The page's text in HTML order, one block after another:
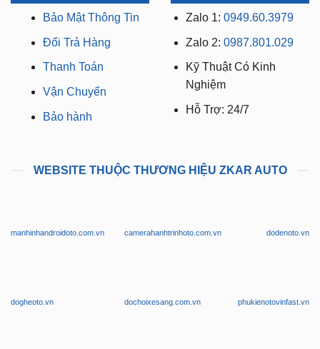
Bảo Mật Thông Tin
Đổi Trả Hàng
Thanh Toán
Vận Chuyển
Bảo hành
Zalo 1: 0949.60.3979
Zalo 2: 0987.801.029
Kỹ Thuật Có Kinh
Nghiệm
Hỗ Trợ: 24/7
WEBSITE THUỘC THƯƠNG HIỆU ZKAR AUTO
manhinhandroidoto.com.vn camerahanhtrinhoto.com.vn dodenoto.vn
dogheoto.vn dochoixesang.com.vn phukienotovinfast.vn